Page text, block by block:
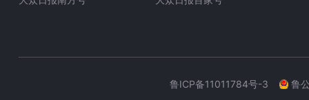
鲁ICP备11011784号-3 鲁